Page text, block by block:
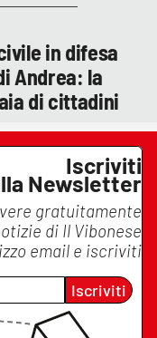
in difesa
Andrea: la
di cittadini
Iscriviti
Newsletter
gratuitamente
di Il Vibonese
email e iscriviti
Iscriviti